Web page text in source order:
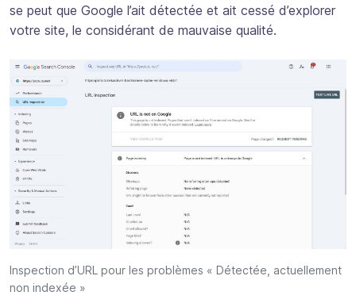
se peut que Google l’ait détectée et ait cessé d’explorer
votre site, le considérant de mauvaise qualité.
Inspection d’URL pour les problèmes « Détectée, actuellement
non indexée »